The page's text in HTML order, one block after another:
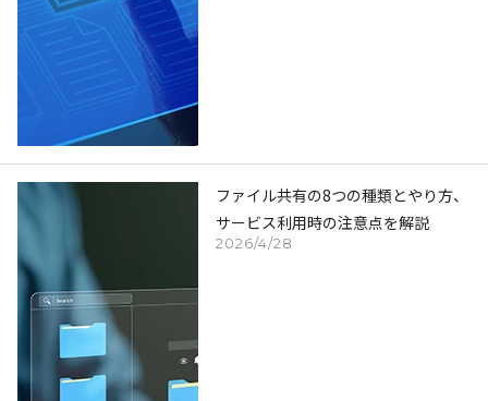
2026/4/28
ファイル共有の8つの種類とやり方、
サービス利用時の注意点を解説